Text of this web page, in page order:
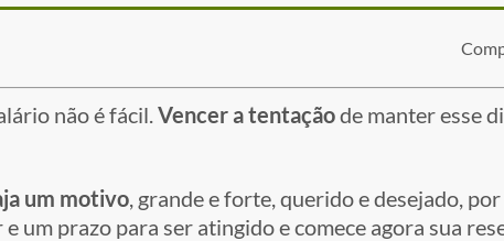
não é fácil.Vencer a tentaçãode manter esse
um motivo, grande e forte, querido e desejado,
um prazo para ser atingido e comece agora sua